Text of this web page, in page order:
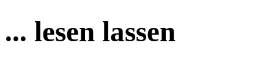
... lesen lassen